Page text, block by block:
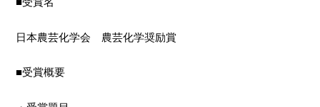
日本農芸化学会 農芸化学奨励賞
■受賞概要